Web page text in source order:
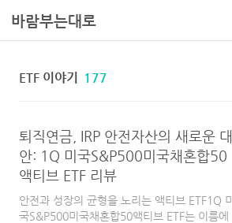
바람부는대로
ETF 이야기 177
퇴직연금, IRP 안전자산의 새로운 대
안: 1Q 미국S&P500미국채혼합50
액티브 ETF 리뷰
안전과 성장의 균형을 노리는 액티브 ETF1Q 미
국S&P500미국채혼합50액티브 ETF는 이름에